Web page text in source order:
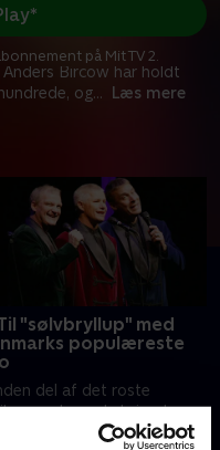
Bircow har holdt
og... Læs mere
på Mit TV 2.
"sølvbryllup" med
populæreste
del af det roste
skal vi opleve
Frank Sinatra, Dean